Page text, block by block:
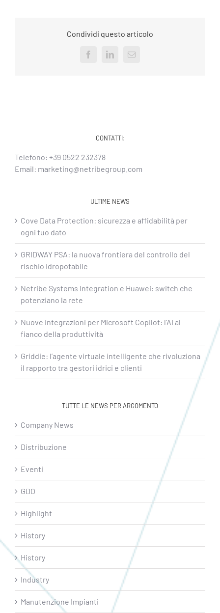
Condividi questo articolo
FacebookLinkedInEmail
CONTATTI:
Telefono: +39 0522 232378
Email: marketing@netribegroup.com
ULTIME NEWS
Cove Data Protection: sicurezza e affidabilità per
ogni tuo dato
GRIDWAY PSA: la nuova frontiera del controllo del
rischio idropotabile
Netribe Systems Integration e Huawei: switch che
potenziano la rete
Nuove integrazioni per Microsoft Copilot: l’AI al
fianco della produttività
Griddie: l’agente virtuale intelligente che rivoluziona
il rapporto tra gestori idrici e clienti
TUTTE LE NEWS PER ARGOMENTO
Company News
Distribuzione
Eventi
GDO
Highlight
History
History
Industry
Manutenzione Impianti